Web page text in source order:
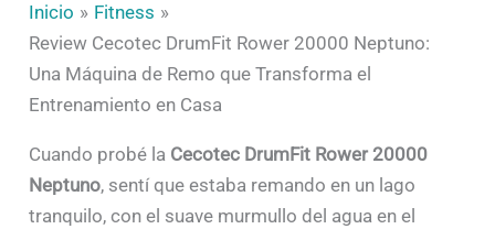
Inicio
Fitness
Review Cecotec DrumFit Rower 20000 Neptuno:
Una Máquina de Remo que Transforma el
Entrenamiento en Casa
Cuando probé la Cecotec DrumFit Rower 20000
Neptuno, sentí que estaba remando en un lago
tranquilo, con el suave murmullo del agua en el